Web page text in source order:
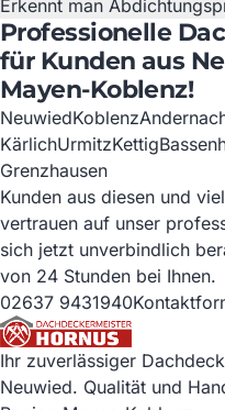
Erkennt man
Professionelle
für Kunden aus
Mayen-Koblenz!
NeuwiedKoblenz
KärlichUrmitzKettig
Grenzhausen
Kunden aus diesen und
vertrauen auf unser
sich jetzt unverbindlich
von 24 Stunden bei Ihnen.
02637 9431940
Ihr zuverlässiger
Neuwied. Qualität und